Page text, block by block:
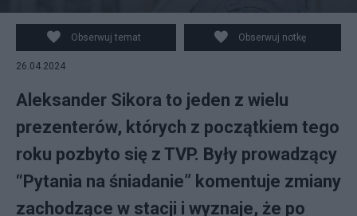
fot. Facebook.com
Obserwuj temat Obserwuj notkę
26.04.2024
Aleksander Sikora to jeden z wielu
prezenterów, których z początkiem tego
roku pozbyto się z TVP. Były prowadzący
“Pytania na śniadanie” komentuje zmiany
zachodzące w stacji i wyznaje, że po